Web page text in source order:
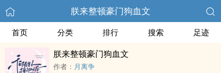
朕来整顿豪门狗血文
首页 分类 排行 搜索 足迹
朕来整顿豪门狗血文
作者： 月离争